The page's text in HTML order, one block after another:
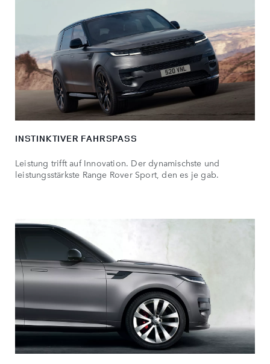
INSTINKTIVER FAHRSPASS
Leistung trifft auf Innovation. Der dynamischste und
leistungsstärkste Range Rover Sport, den es je gab.